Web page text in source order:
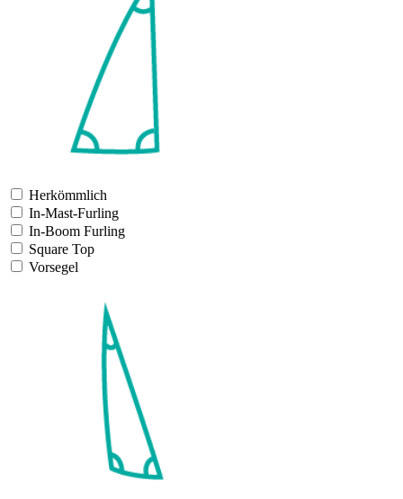
Herkömmlich
In-Mast-Furling
In-Boom Furling
Square Top
Vorsegel